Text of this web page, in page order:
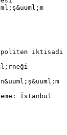
iktisadi
İstanbul